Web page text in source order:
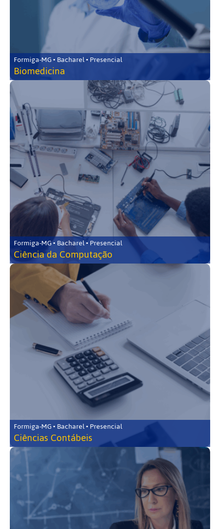
Formiga-MG • Bacharel • Presencial
Biomedicina
Formiga-MG • Bacharel • Presencial
Ciência da Computação
Formiga-MG • Bacharel • Presencial
Ciências Contábeis